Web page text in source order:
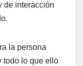
de interacción
la persona
todo lo que ello